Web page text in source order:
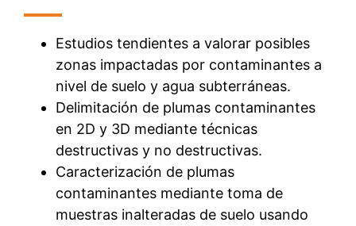
Estudios tendientes a valorar posibles
zonas impactadas por contaminantes a
nivel de suelo y agua subterráneas.
Delimitación de plumas contaminantes
en 2D y 3D mediante técnicas
destructivas y no destructivas.
Caracterización de plumas
contaminantes mediante toma de
muestras inalteradas de suelo usando